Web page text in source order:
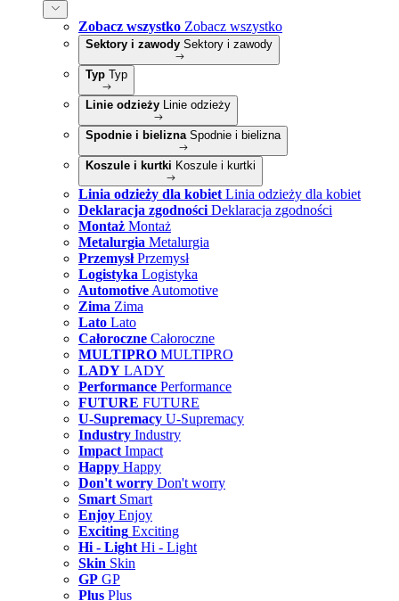
Zobacz wszystko Zobacz wszystko
Sektory i zawody Sektory i zawody
Typ Typ
Linie odzieży Linie odzieży
Spodnie i bielizna Spodnie i bielizna
Koszule i kurtki Koszule i kurtki
Linia odzieży dla kobiet Linia odzieży dla kobiet
Deklaracja zgodności Deklaracja zgodności
Montaż Montaż
Metalurgia Metalurgia
Przemysł Przemysł
Logistyka Logistyka
Automotive Automotive
Zima Zima
Lato Lato
Całoroczne Całoroczne
MULTIPRO MULTIPRO
LADY LADY
Performance Performance
FUTURE FUTURE
U-Supremacy U-Supremacy
Industry Industry
Impact Impact
Happy Happy
Don't worry Don't worry
Smart Smart
Enjoy Enjoy
Exciting Exciting
Hi - Light Hi - Light
Skin Skin
GP GP
Plus Plus